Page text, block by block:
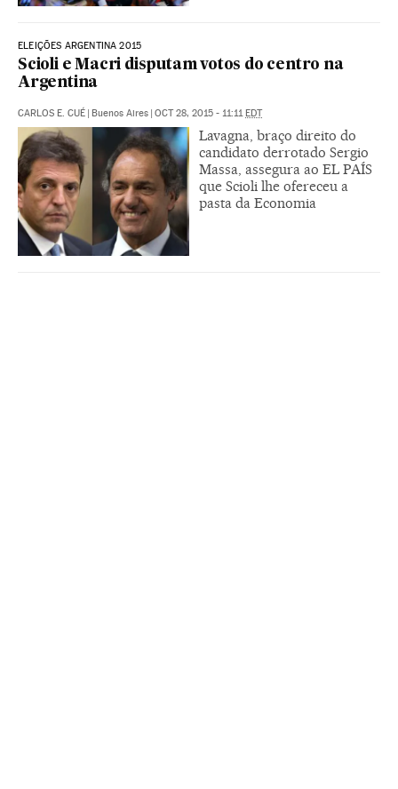
ELEIÇÕES ARGENTINA 2015
Scioli e Macri disputam votos do centro na
Argentina
CARLOS E. CUÉ | Buenos Aires | OCT 28, 2015 - 11:11EDT
Lavagna, braço direito do
candidato derrotado Sergio
Massa, assegura ao EL PAÍS
que Scioli lhe ofereceu a
pasta da Economia